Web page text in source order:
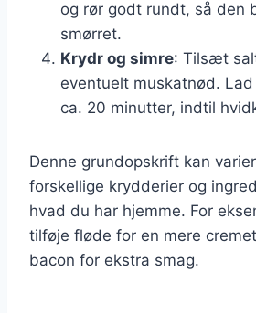
og rør godt rundt, så den
smørret.
Krydr og simre: Tilsæt
eventuelt muskatnød.
ca. 20 minutter, indtil
Denne grundopskrift kan
forskellige krydderier og
hvad du har hjemme. For
tilføje fløde for en mere
bacon for ekstra smag.